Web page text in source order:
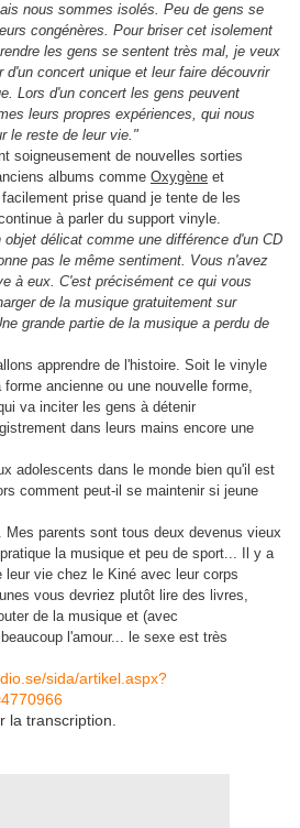
nous sommes isolés. Peu de gens se
congénères. Pour briser cet isolement
les gens se sentent très mal, je veux
concert unique et leur faire découvrir
Lors d'un concert les gens peuvent
leurs propres expériences, qui nous
le reste de leur vie."
soigneusement de nouvelles sorties
albums comme Oxygène et
prise quand je tente de les
à parler du support vinyle.
délicat comme une différence d'un CD
pas le même sentiment. Vous n'avez
à eux. C'est précisément ce qui vous
de la musique gratuitement sur
grande partie de la musique a perdu de
apprendre de l'histoire. Soit le vinyle
ancienne ou une nouvelle forme,
va inciter les gens à détenir
dans leurs mains encore une
adolescents dans le monde bien qu'il est
comment peut-il se maintenir si jeune
Mes parents sont tous deux devenus vieux
la musique et peu de sport... Il y a
leur vie chez le Kiné avec leur corps
vous devriez plutôt lire des livres,
de la musique et (avec
l'amour... le sexe est très
sida/artikel.aspx?
la transcription.